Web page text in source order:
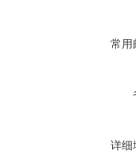
常用
详细